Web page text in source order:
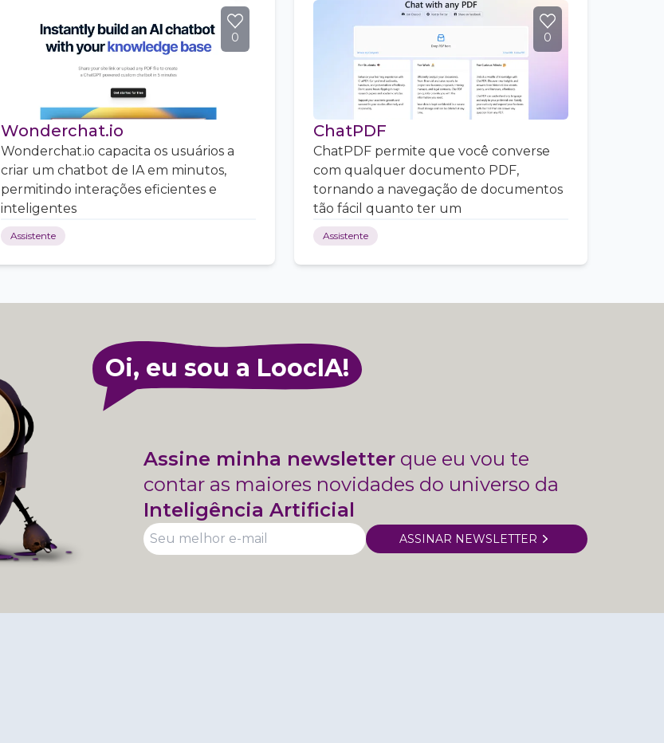
0
Wonderchat.io
Wonderchat.io capacita os usuários a
criar um chatbot de IA em minutos,
permitindo interações eficientes e
inteligentes
Assistente
0
ChatPDF
ChatPDF permite que você converse
com qualquer documento PDF,
tornando a navegação de documentos
tão fácil quanto ter um
Assistente
Oi, eu sou a LoocIA!
Assine minha newsletter que eu vou te
contar as maiores novidades do universo da
Inteligência Artificial
ASSINAR NEWSLETTER